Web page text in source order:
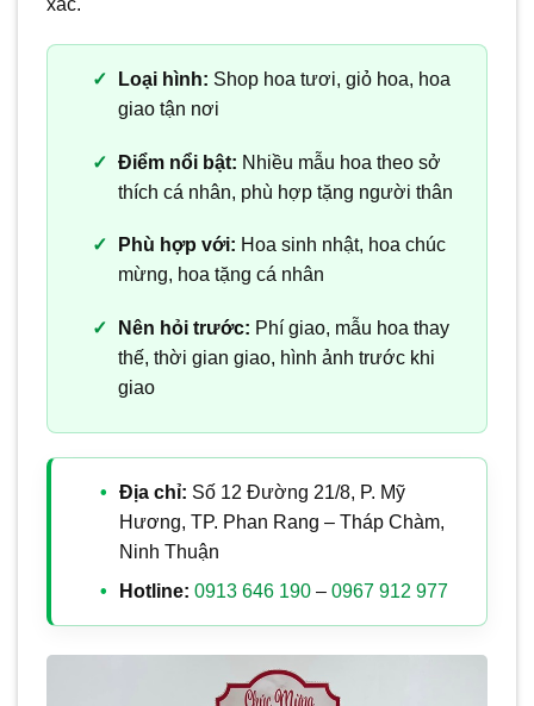
xác.
Loại hình: Shop hoa tươi, giỏ hoa, hoa
giao tận nơi
Điểm nổi bật: Nhiều mẫu hoa theo sở
thích cá nhân, phù hợp tặng người thân
Phù hợp với: Hoa sinh nhật, hoa chúc
mừng, hoa tặng cá nhân
Nên hỏi trước: Phí giao, mẫu hoa thay
thế, thời gian giao, hình ảnh trước khi
giao
Địa chỉ: Số 12 Đường 21/8, P. Mỹ
Hương, TP. Phan Rang – Tháp Chàm,
Ninh Thuận
Hotline: 0913 646 190– 0967 912 977